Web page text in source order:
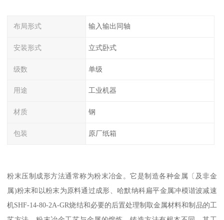
布局形式 输入输出同轴
安装形式 立式卧式
级数 单级
用途 工业机器
材质 钢
包装 原厂纸箱
粉末压制成形方法通常称为粉末冶金。它是制造各种金属〔及非金
属)粉末和以粉末为原料通过成形、哈默纳科扁平金属冲模谐波减速
机SHF-14-80-2A-GR烧结和必要的后置处理制取金属材料和制品的工